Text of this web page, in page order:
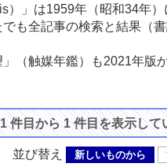
）」は1959年（昭和34年
も全記事の検索と結果（
（触媒年鑑）も2021年
1 件目から 1 件目を表示して
び替え 新しいものから